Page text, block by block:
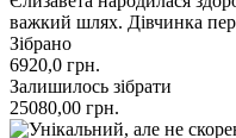
важкий шлях. Дівчинка
Зібрано
6920,0 грн.
Залишилось зібрати
25080,00 грн.